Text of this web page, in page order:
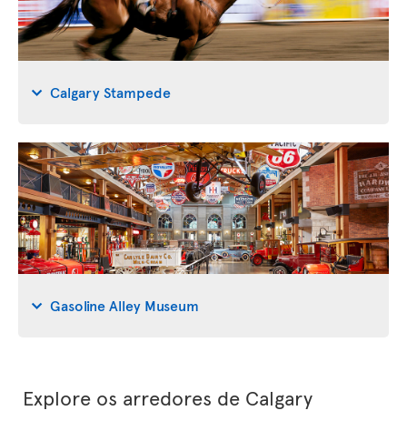
Calgary Stampede
Gasoline Alley Museum
Explore os arredores de Calgary